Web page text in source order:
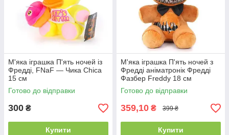
М'яка іграшка П'ять ночей із
Фредді, FNaF — Чика Chica
15 см
Готово до відправки
300 ₴
Купити
М'яка іграшка П'ять ночей з
Фредді аніматронік Фредді
Фазбер Freddy 18 см
Готово до відправки
359,10 ₴ 399 ₴
Купити